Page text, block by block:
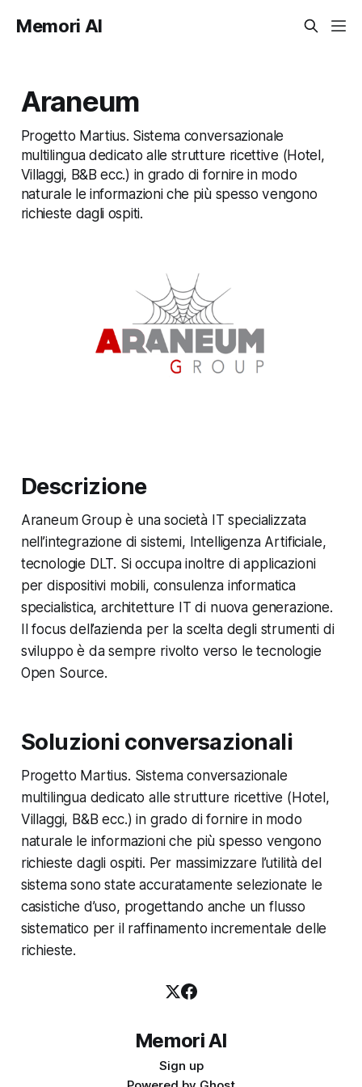
Memori AI
Araneum
Progetto Martius. Sistema conversazionale
multilingua dedicato alle strutture ricettive (Hotel,
Villaggi, B&B ecc.) in grado di fornire in modo
naturale le informazioni che più spesso vengono
richieste dagli ospiti.
Descrizione
Araneum Group è una società IT specializzata
nell’integrazione di sistemi, Intelligenza Artificiale,
tecnologie DLT. Si occupa inoltre di applicazioni
per dispositivi mobili, consulenza informatica
specialistica, architetture IT di nuova generazione.
Il focus dell’azienda per la scelta degli strumenti di
sviluppo è da sempre rivolto verso le tecnologie
Open Source.
Soluzioni conversazionali
Progetto Martius. Sistema conversazionale
multilingua dedicato alle strutture ricettive (Hotel,
Villaggi, B&B ecc.) in grado di fornire in modo
naturale le informazioni che più spesso vengono
richieste dagli ospiti. Per massimizzare l’utilità del
sistema sono state accuratamente selezionate le
casistiche d’uso, progettando anche un flusso
sistematico per il raffinamento incrementale delle
richieste.
Memori AI
Sign up